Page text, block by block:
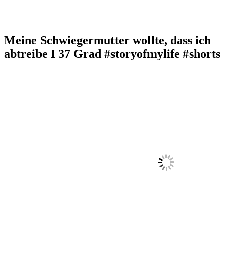
Meine Schwiegermutter wollte, dass ich
abtreibe I 37 Grad #storyofmylife #shorts